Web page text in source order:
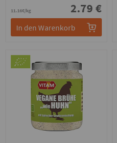
11.16€/kg 2.79 €
In den Warenkorb